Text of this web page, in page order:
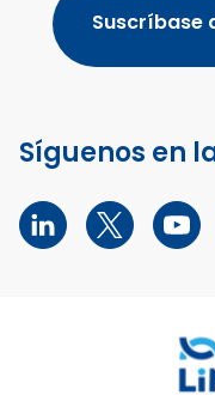
Suscríbase
Síguenos en